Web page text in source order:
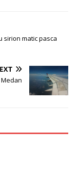
matic pasca